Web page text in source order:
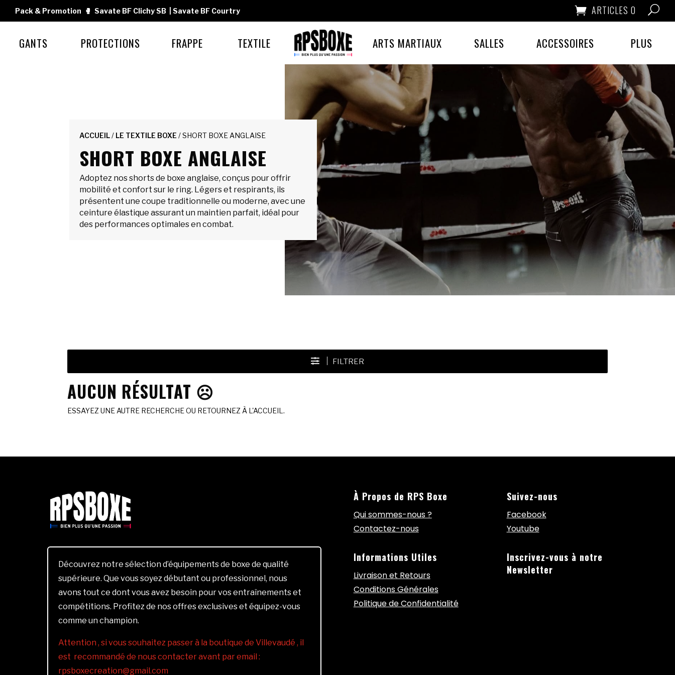
Pack & Promotion 🥊 Savate BF Clichy SB Savate BF Courtry ARTICLES 0
GANTS PROTECTIONS FRAPPE TEXTILE ARTS MARTIAUX SALLES ACCESSOIRES PLUS
ACCUEIL/ LE TEXTILE BOXE / SHORT BOXE ANGLAISE
SHORT BOXE ANGLAISE
Adoptez nos shorts de boxe anglaise, conçus pour offrir
mobilité et confort sur le ring. Légers et respirants, ils
présentent une coupe traditionnelle ou moderne, avec une
ceinture élastique assurant un maintien parfait, idéal pour
des performances optimales en combat.
FILTRER
AUCUN RÉSULTAT ☹️
ESSAYEZ UNE AUTRE RECHERCHE OU RETOURNEZ À L'ACCUEIL.
Découvrez notre sélection d’équipements de boxe de qualité
supérieure. Que vous soyez débutant ou professionnel, nous
avons tout ce dont vous avez besoin pour vos entraînements et
compétitions. Profitez de nos offres exclusives et équipez-vous
comme un champion.
Attention , si vous souhaitez passer à la boutique de Villevaudé , il
est recommandé de nous contacter avant par email :
rpsboxecreation@gmail.com
À Propos de RPS Boxe
Qui sommes-nous ?
Contactez-nous
Informations Utiles
Livraison et Retours
Conditions Générales
Politique de Confidentialité
Suivez-nous
Facebook
Youtube
Inscrivez-vous à notre
Newsletter